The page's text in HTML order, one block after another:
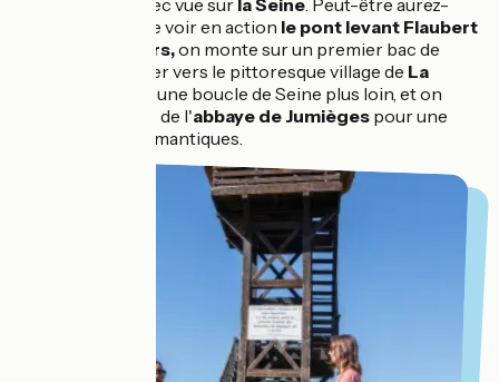
piste cyclable avec vue sur la Seine. Peut-être aurez-
vous la chance de voir en action le pont levant Flaubert
Sahurs,on monte sur un premier bac de
Seine pour voguer vers le pittoresque village de La
. 35 km et une boucle de Seine plus loin, et on
toque aux portes de l'abbaye de Jumièges pour une
visite des plus romantiques.